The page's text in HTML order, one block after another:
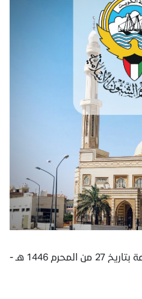
خطبة الجمعة المذاعة والموزعة بتاريخ 27 من المحرم 1446 هـ -